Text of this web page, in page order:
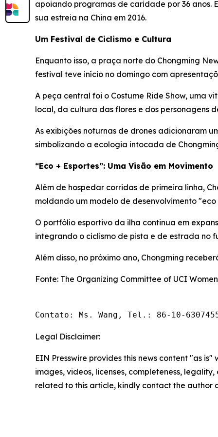
apoiando programas de caridade por 36 anos.
sua estreia na China em 2016.
Um Festival de Ciclismo e Cultura
Enquanto isso, a praça norte do Chongming
festival teve início no domingo com
A peça central foi o Costume Ride Show, uma
local, da cultura das flores e dos personagens
As exibições noturnas de drones adicionaram
simbolizando a ecologia intocada de
“Eco + Esportes”: Uma Visão em Movimento
Além de hospedar corridas de primeira linha,
moldando um modelo de desenvolvimento "eco
O portfólio esportivo da ilha continua em
integrando o ciclismo de pista e de estrada no
Além disso, no próximo ano, Chongming
Fonte: The Organizing Committee of UCI
Contato: Ms. Wang, Tel.: 86-10-
Legal Disclaimer:
EIN Presswire provides this news content "as
images, videos, licenses, completeness,
related to this article, kindly contact the author